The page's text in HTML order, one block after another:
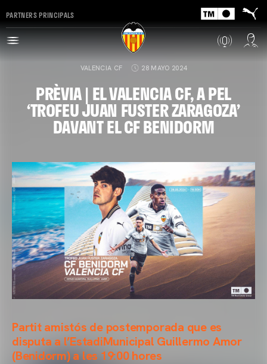
PARTNERS PRINCIPALS
VALENCIA CF 28 MAYO 2024
PRÈVIA | EL VALENCIA CF, A PEL
‘TROFEU JUAN FUSTER ZARAGOZA’
DAVANT EL CF BENIDORM
Partit amistós de postemporada que es
disputa a l’EstadiMunicipal Guillermo Amor
(Benidorm) a les 19:00 hores